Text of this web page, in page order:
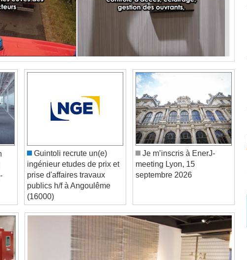
ingénieur etudes de prix et
prise d'affaires travaux
publics h/f à Angoulême
(16000)
Je m’inscris à EnerJ-
meeting Lyon, 15
septembre 2026